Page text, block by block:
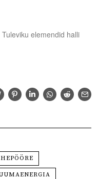
elemendid halli